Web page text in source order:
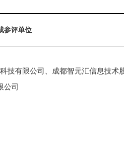
参评单位
技有限公司、成都智元汇信息技术
公司